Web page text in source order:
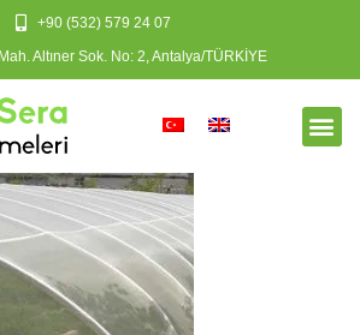
+90 (532) 579 24 07
Altıner Sok. No: 2, Antalya/TÜRKİYE